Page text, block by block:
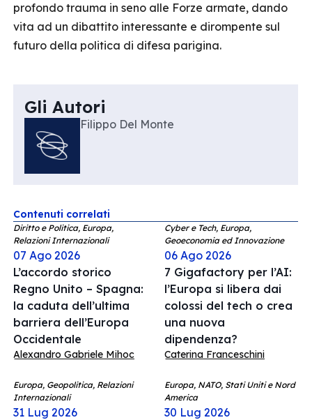
profondo trauma in seno alle Forze armate, dando
vita ad un dibattito interessante e dirompente sul
futuro della politica di difesa parigina.
Gli Autori
Filippo Del Monte
Contenuti correlati
Diritto e Politica, Europa,
Relazioni Internazionali
07 Ago 2026
L’accordo storico
Regno Unito – Spagna:
la caduta dell’ultima
barriera dell’Europa
Occidentale
Alexandro Gabriele Mihoc
Cyber e Tech, Europa,
Geoeconomia ed Innovazione
06 Ago 2026
7 Gigafactory per l’AI:
l’Europa si libera dai
colossi del tech o crea
una nuova
dipendenza?
Caterina Franceschini
Europa, Geopolitica, Relazioni
Internazionali
31 Lug 2026
Europa, NATO, Stati Uniti e Nord
America
30 Lug 2026